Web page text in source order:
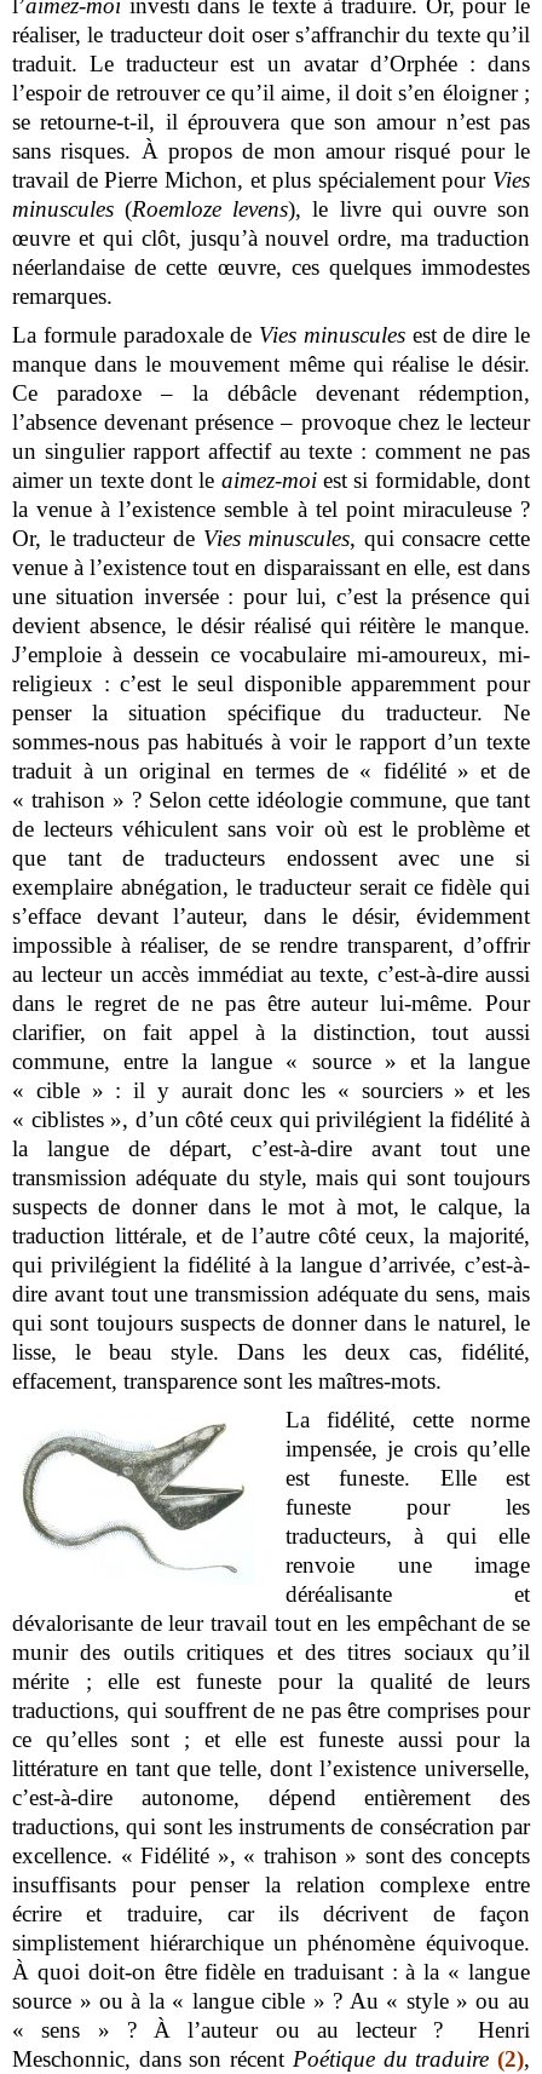
l’aimez-moi investi dans le texte à traduire. Or, pour le
réaliser, le traducteur doit oser s’affranchir du texte qu’il
traduit. Le traducteur est un avatar d’Orphée : dans
l’espoir de retrouver ce qu’il aime, il doit s’en éloigner ;
se retourne-t-il, il éprouvera que son amour n’est pas
sans risques. À propos de mon amour risqué pour le
travail de Pierre Michon, et plus spécialement pour Vies
minuscules (Roemloze levens), le livre qui ouvre son
œuvre et qui clôt, jusqu’à nouvel ordre, ma traduction
néerlandaise de cette œuvre, ces quelques immodestes
remarques.
La formule paradoxale de Vies minuscules est de dire le
manque dans le mouvement même qui réalise le désir.
Ce paradoxe – la débâcle devenant rédemption,
l’absence devenant présence – provoque chez le lecteur
un singulier rapport affectif au texte : comment ne pas
aimer un texte dont le aimez-moi est si formidable, dont
la venue à l’existence semble à tel point miraculeuse ?
Or, le traducteur de Vies minuscules, qui consacre cette
venue à l’existence tout en disparaissant en elle, est dans
une situation inversée : pour lui, c’est la présence qui
devient absence, le désir réalisé qui réitère le manque.
J’emploie à dessein ce vocabulaire mi-amoureux, mi-
religieux : c’est le seul disponible apparemment pour
penser la situation spécifique du traducteur. Ne
sommes-nous pas habitués à voir le rapport d’un texte
traduit à un original en termes de « fidélité » et de
« trahison » ? Selon cette idéologie commune, que tant
de lecteurs véhiculent sans voir où est le problème et
que tant de traducteurs endossent avec une si
exemplaire abnégation, le traducteur serait ce fidèle qui
s’efface devant l’auteur, dans le désir, évidemment
impossible à réaliser, de se rendre transparent, d’offrir
au lecteur un accès immédiat au texte, c’est-à-dire aussi
dans le regret de ne pas être auteur lui-même. Pour
clarifier, on fait appel à la distinction, tout aussi
commune, entre la langue « source » et la langue
« cible » : il y aurait donc les « sourciers » et les
« ciblistes », d’un côté ceux qui privilégient la fidélité à
la langue de départ, c’est-à-dire avant tout une
transmission adéquate du style, mais qui sont toujours
suspects de donner dans le mot à mot, le calque, la
traduction littérale, et de l’autre côté ceux, la majorité,
qui privilégient la fidélité à la langue d’arrivée, c’est-à-
dire avant tout une transmission adéquate du sens, mais
qui sont toujours suspects de donner dans le naturel, le
lisse, le beau style. Dans les deux cas, fidélité,
effacement, transparence sont les maîtres-mots.
La fidélité, cette norme
impensée, je crois qu’elle
est funeste. Elle est
funeste pour les
traducteurs, à qui elle
renvoie une image
déréalisante et
dévalorisante de leur travail tout en les empêchant de se
munir des outils critiques et des titres sociaux qu’il
mérite ; elle est funeste pour la qualité de leurs
traductions, qui souffrent de ne pas être comprises pour
ce qu’elles sont ; et elle est funeste aussi pour la
littérature en tant que telle, dont l’existence universelle,
c’est-à-dire autonome, dépend entièrement des
traductions, qui sont les instruments de consécration par
excellence. « Fidélité », « trahison » sont des concepts
insuffisants pour penser la relation complexe entre
écrire et traduire, car ils décrivent de façon
simplistement hiérarchique un phénomène équivoque.
À quoi doit-on être fidèle en traduisant : à la « langue
source » ou à la « langue cible » ? Au « style » ou au
« sens » ? À l’auteur ou au lecteur ? Henri
Meschonnic, dans son récent Poétique du traduire (2),